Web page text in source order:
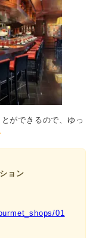
ができるので、ゆっ
ョン
01